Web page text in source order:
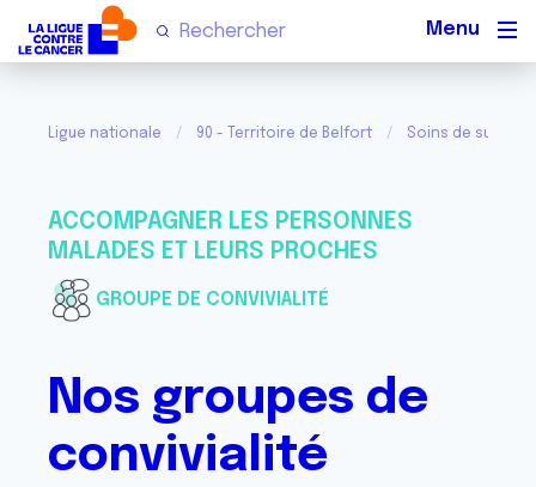
Ligue nationale 90 - Territoire de Belfort Soins de support
ACCOMPAGNER LES PERSONNES
MALADES ET LEURS PROCHES
GROUPE DE CONVIVIALITÉ
Nos groupes de
convivialité